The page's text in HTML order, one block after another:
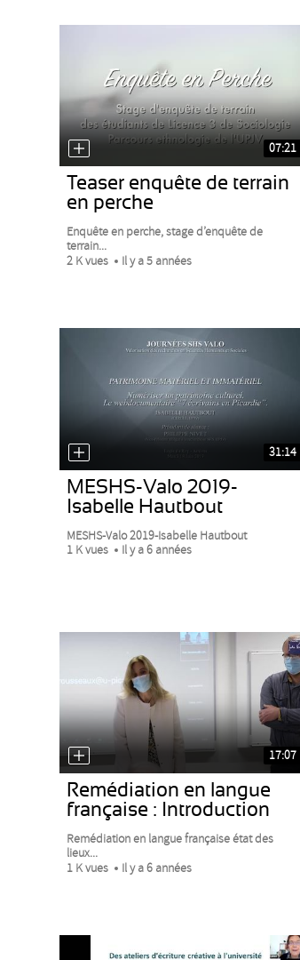
07:21
Teaser enquête de terrain
en perche
Enquête en perche, stage d’enquête de
terrain...
2 K vues
Il y a 5 années
31:14
MESHS-Valo 2019-
Isabelle Hautbout
MESHS-Valo 2019-Isabelle Hautbout
1 K vues
Il y a 6 années
17:07
Remédiation en langue
française : Introduction
Remédiation en langue française état des
lieux...
1 K vues
Il y a 6 années